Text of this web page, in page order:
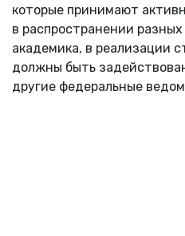
которые принимают
в распространении
академика, в реализации
должны быть
другие федеральные